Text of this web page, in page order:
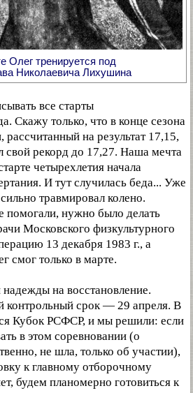
Олег тренируется под
Николаевича Лихушина
все старты
Скажу только, что в конце сезона
на результат 17,15,
рекорд до 17,27. Наша мечта
четырехлетия начала
И тут случилась беда... Уже
травмировал колено.
помогали, нужно было делать
Московского физкультурного
13 декабря 1983 г., а
смог только в марте.
на восстановление.
контрольный срок — 29 апреля. В
Кубок РСФСР, и мы решили: если
в этом соревновании (о
не шла, только об участии),
к главному отборочному
будем планомерно готовиться к